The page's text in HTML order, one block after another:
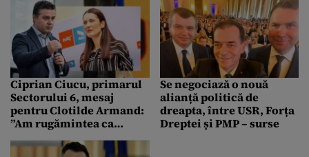
sesizarea pe 18
octombrie
rămas fără carnet sau și-
a vândut mașina pentru
șpriț?”. Ce a răspuns
fostul premier
Ciprian Ciucu, primarul
Sectorului 6, mesaj
pentru Clotilde Armand:
”Am rugămintea ca
ignorăm reciproc”
Se negociază o nouă
alianță politică de
dreapta, între USR, Forța
Dreptei și PMP – surse